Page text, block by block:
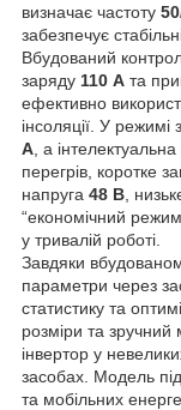
визначає частоту
забезпечує
Вбудований
заряду 110 А та
ефективно
інсоляції. У
А , а
перегрів, коротке
напруга 48 В ,
“економічний
у тривалій роботі.
Завдяки
параметри через
статистику та
розміри та
інвертор у
засобах. Модель
та мобільних